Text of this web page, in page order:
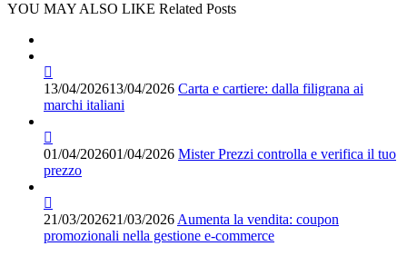
YOU MAY ALSO LIKE Related Posts
13/04/202613/04/2026 Carta e cartiere: dalla filigrana ai
marchi italiani
01/04/202601/04/2026 Mister Prezzi controlla e verifica il tuo
prezzo
21/03/202621/03/2026 Aumenta la vendita: coupon
promozionali nella gestione e-commerce